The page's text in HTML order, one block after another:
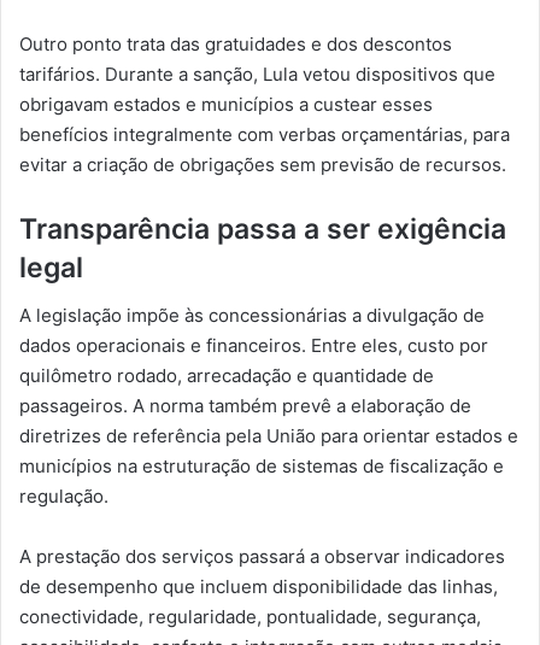
Outro ponto trata das gratuidades e dos descontos
tarifários. Durante a sanção, Lula vetou dispositivos que
obrigavam estados e municípios a custear esses
benefícios integralmente com verbas orçamentárias, para
evitar a criação de obrigações sem previsão de recursos.
Transparência passa a ser exigência
legal
A legislação impõe às concessionárias a divulgação de
dados operacionais e financeiros. Entre eles, custo por
quilômetro rodado, arrecadação e quantidade de
passageiros. A norma também prevê a elaboração de
diretrizes de referência pela União para orientar estados e
municípios na estruturação de sistemas de fiscalização e
regulação.
A prestação dos serviços passará a observar indicadores
de desempenho que incluem disponibilidade das linhas,
conectividade, regularidade, pontualidade, segurança,